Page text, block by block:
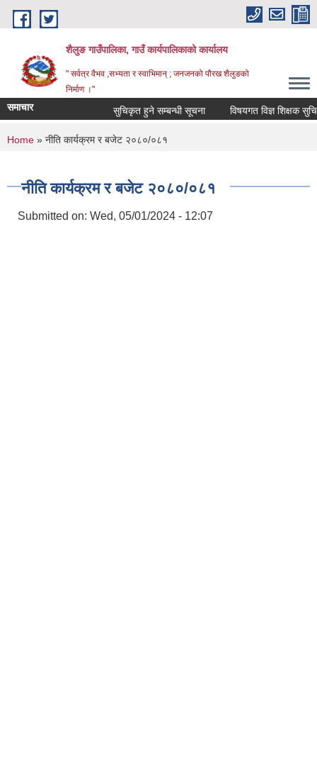
Skip to main content
शैलुङ गाउँपालिका, गाउँ कार्यपालिकाको कार्यालय
" सर्वत्र वैभव ,सभ्यता र स्वाभिमान् ; जनजनको पौरख शैलुङको
निर्माण ।"
समाचार सुचिकृत हुने सम्बन्धी सूचना विषयगत विज्ञ शिक्षक
You are here
Home » नीति कार्यक्रम र बजेट २०८०/०८१
नीति कार्यक्रम र बजेट २०८०/०८१
Submitted on: Wed, 05/01/2024 - 12:07